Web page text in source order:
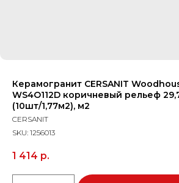
Керамогранит CERSANIT
WS4O112D коричневый рельеф
(10шт/1,77м2), м2
CERSANIT
SKU: 1256013
1 414 р.